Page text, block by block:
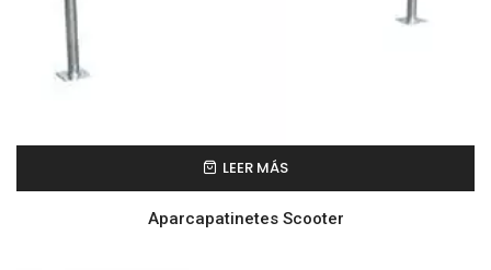
LEER MÁS
Aparcapatinetes Scooter